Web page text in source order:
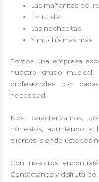
Las mañanitas del
En tu día
Las nochecitas
Y muchísimas más.
Somos una empresa
nuestro grupo musical,
profesionales con
necesidad.
Nos caracterizamos
honestos, apuntando a
clientes, siendo ustedes
Con nosotros
Contáctanos y disfruta de